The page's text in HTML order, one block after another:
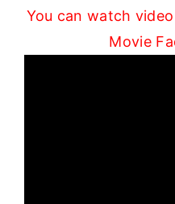
You can watch
Movie